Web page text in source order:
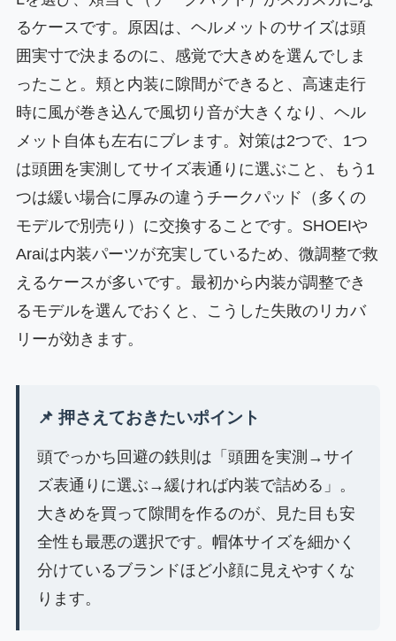
るケースです。原因は、ヘルメットのサイズは頭
囲実寸で決まるのに、感覚で大きめを選んでしま
ったこと。頬と内装に隙間ができると、高速走行
時に風が巻き込んで風切り音が大きくなり、ヘル
メット自体も左右にブレます。対策は2つで、1つ
は頭囲を実測してサイズ表通りに選ぶこと、もう1
つは緩い場合に厚みの違うチークパッド（多くの
モデルで別売り）に交換することです。SHOEIや
Araiは内装パーツが充実しているため、微調整で救
えるケースが多いです。最初から内装が調整でき
るモデルを選んでおくと、こうした失敗のリカバ
リーが効きます。
📌 押さえておきたいポイント
頭でっかち回避の鉄則は「頭囲を実測→サイ
ズ表通りに選ぶ→緩ければ内装で詰める」。
大きめを買って隙間を作るのが、見た目も安
全性も最悪の選択です。帽体サイズを細かく
分けているブランドほど小顔に見えやすくな
ります。